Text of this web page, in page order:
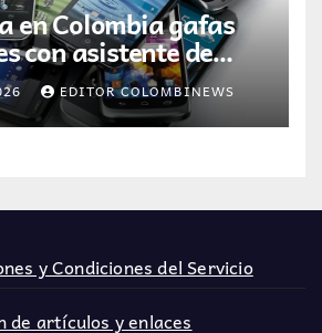
en Colombia gafas
con asistente de
artificial
EDITOR COLOMBINEWS
y Condiciones del Servicio
de artículos y enlaces